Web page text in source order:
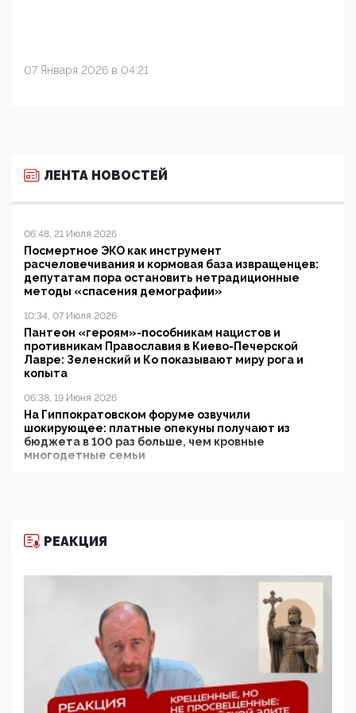
07 Января 2026 в 04:21
ЛЕНТА НОВОСТЕЙ
06:48, 21 Июля 2026
Посмертное ЭКО как инструмент
расчеловечивания и кормовая база извращенцев:
депутатам пора остановить нетрадиционные
методы «спасения демографии»
10:34, 07 Июля 2026
Пантеон «героям»-пособникам нацистов и
противникам Православия в Киево-Печерской
Лавре: Зеленский и Ко показывают миру рога и
копыта
06:38, 19 Июня 2026
На Гиппократовском форуме озвучили
шокирующее: платные опекуны получают из
бюджета в 100 раз больше, чем кровные
многодетные семьи
11:53, 09 Июня 2026
деятельность ИИТО ЮНЕСКО в России, но
цифроглобалисты продолжают определять
повестку в образовании
09:43, 01 Июня 2026
5G за счет здоровья граждан: Минцифры намерено
отобрать у регионов и муниципалитетов право
защищать жилые дома и социальные объекты от
РЕАКЦИЯ